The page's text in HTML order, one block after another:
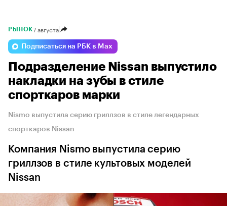
РЫНОК7 августа
Подписаться на РБК в Max
Подразделение Nissan выпустило
накладки на зубы в стиле
спорткаров марки
Nismo выпустила серию гриллзов в стиле легендарных
спорткаров Nissan
Компания Nismo выпустила серию
гриллзов в стиле культовых моделей
Nissan